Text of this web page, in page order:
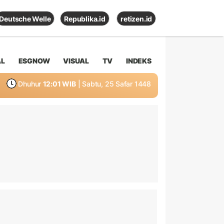
Deutsche Welle Republika.id retizen.id
ESGNOW VISUAL TV INDEKS
Dhuhur 12:01 WIB | Sabtu, 25 Safar 1448